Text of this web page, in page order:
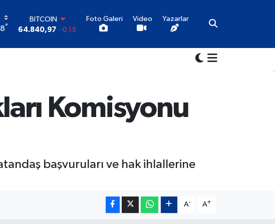
°
BITCOIN
64.840,97 -0.15
GRAM ALTIN
6660.55 0
Foto Galeri Video Yazarlar
Komisyonu
başvuruları ve hak ihlallerine
A- A+